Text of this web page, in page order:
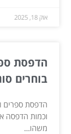
אוק 18, 2025
הדפסת
בוחרים
הדפסת ספרים
וכמות הדפסה
משהו...